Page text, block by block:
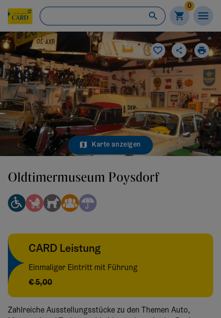
0
Karte anzeigen
Oldtimermuseum Poysdorf
CARD Leistung
Einmaliger Eintritt mit Führung
€ 5,00
Zahlreiche Ausstellungsstücke zu den Themen Auto,